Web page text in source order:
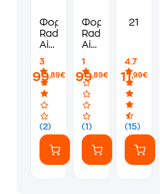
Φορητό
Radio/CD
Aiwa
550RD
-
Κόκκινο
3
(2)
99,89€
Φορητό
Radio/CD
Aiwa
550BK
-
Μαύρο
1
(1)
99,89€
21
4.7
(15)
11,99€